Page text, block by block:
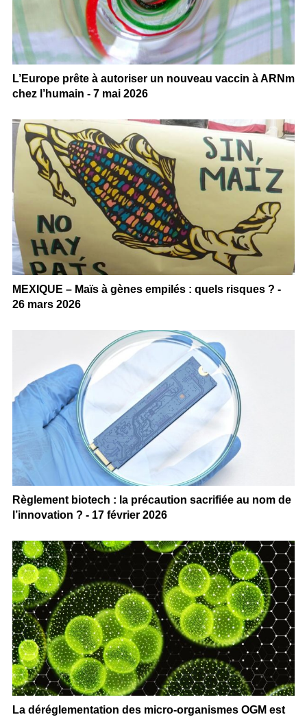
L’Europe prête à autoriser un nouveau vaccin à ARNm
chez l’humain - 7 mai 2026
MEXIQUE – Maïs à gènes empilés : quels risques ? -
26 mars 2026
Règlement biotech : la précaution sacrifiée au nom de
l’innovation ? - 17 février 2026
La déréglementation des micro-organismes OGM est